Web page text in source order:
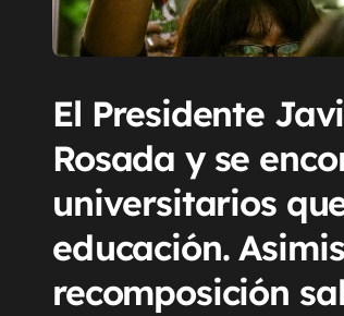
El Presidente
Rosada y se
universitarios
educación.
recomposición